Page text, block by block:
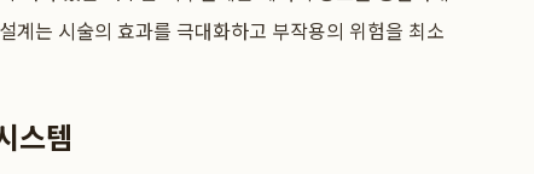
계는 시술의 효과를 극대화하고 부작용의 위험을 최소
스템